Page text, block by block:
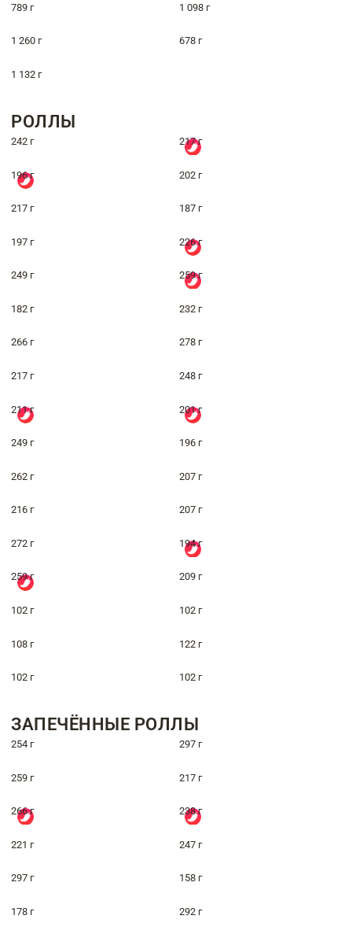
789 г 1 098 г
1 260 г 678 г
1 132 г
РОЛЛЫ
242 г 217 г
196 г 202 г
217 г 187 г
197 г 226 г
249 г 259 г
182 г 232 г
266 г 278 г
217 г 248 г
211 г 201 г
249 г 196 г
262 г 207 г
216 г 207 г
272 г 194 г
259 г 209 г
102 г 102 г
108 г 122 г
102 г 102 г
ЗАПЕЧЁННЫЕ РОЛЛЫ
254 г 297 г
259 г 217 г
266 г 238 г
221 г 247 г
297 г 158 г
178 г 292 г